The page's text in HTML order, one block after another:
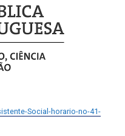
Social-horario-no-41-